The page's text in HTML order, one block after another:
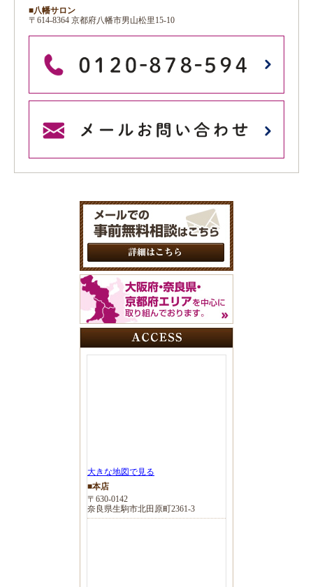
■八幡サロン
〒614-8364 京都府八幡市男山松里15-10
大きな地図で見る
■本店
〒630-0142
奈良県生駒市北田原町2361-3